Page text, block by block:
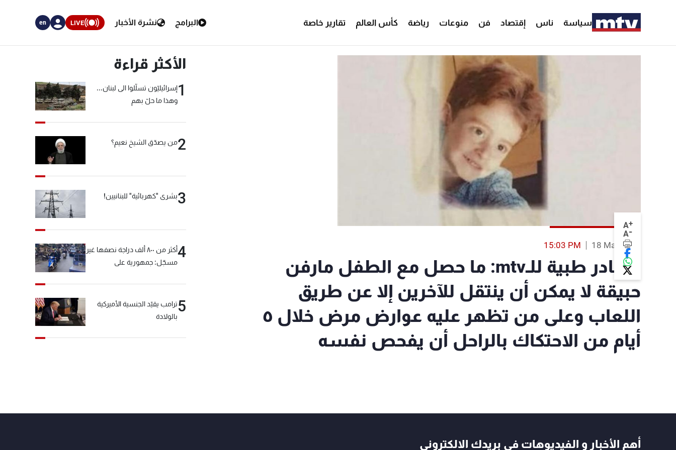
سياسة ناس إقتصاد فن منوعات رياضة كأس العالم تقارير خاصة البرامج نشرة الأخبار LIVE
en
A+
A-
18 Mar 2019
15:03 PM
مصادر طبية للـmtv: ما حصل مع الطفل مارفن
حبيقة لا يمكن أن ينتقل للآخرين إلا عن طريق
اللعاب وعلى من تظهر عليه عوارض مرض خلال ٥
أيام من الاحتكاك بالراحل أن يفحص نفسه
الأكثر قراءة
1إسرائيليّون تسلّلوا الى لبنان...
وهذا ما حلّ بهم
2من يصدّق الشيخ نعيم؟
3بشرى "كهربائية" للبنانيين!
4
أكثر من ٨٠٠ ألف دراجة نصفها غير
مسجّل: جمهورية على
5ترامب يقيّد الجنسية الأميركية
بالولادة
أهم الأخبار و الفيديوهات في بريدك الالكتروني